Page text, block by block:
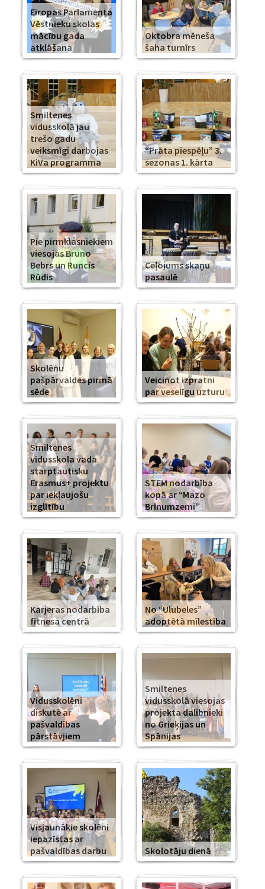
Eiropas Parlamenta
Vēstnieku skolas
mācību gada
atklāšana
Oktobra mēneša
šaha turnīrs
Smiltenes
vidusskolā jau
trešo gadu
veiksmīgi darbojas
KiVa programma
“Prāta piespēļu” 3.
sezonas 1. kārta
Pie pirmklasniekiem
viesojas Bruno
Bebrs un Runcis
Rūdis
Ceļojums skaņu
pasaulē
Skolēnu
pašpārvaldes pirmā
sēde
Veicinot izpratni
par veselīgu uzturu
Smiltenes
vidusskola vada
starptautisku
Erasmus+ projektu
par iekļaujošu
izglītību
STEM nodarbība
kopā ar “Mazo
Brīnumzemi”
Karjeras nodarbība
fitnesa centrā
No “Ulubeles”
adoptētā mīlestība
Vidusskolēni
diskutē ar
pašvaldības
pārstāvjiem
Smiltenes
vidusskolā viesojas
projekta dalībnieki
no Grieķijas un
Spānijas
Visjaunākie skolēni
iepazīstas ar
pašvaldības darbu
Skolotāju dienā